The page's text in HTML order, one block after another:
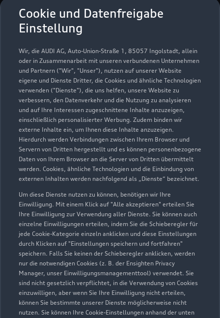
Cookie und Datenfreigabe
Einstellung
Wir, die AUDI AG, Auto-Union-Straße 1, 85057 Ingolstadt, allein
oder in Zusammenarbeit mit unseren verbundenen Unternehmen
und Partnern ("Wir", "Unser"), nutzen auf unserer Website
eigene und Dienste Dritter, die Cookies und ähnliche Technologien
verwenden ("Dienste"), die uns helfen, unsere Website zu
verbessern, den Datenverkehr und die Nutzung zu analysieren
und auf Ihre Interessen zugeschnittene Inhalte anzuzeigen,
einschließlich personalisierter Werbung. Zudem binden wir
externe Inhalte ein, um Ihnen diese Inhalte anzuzeigen.
Hierdurch werden Verbindungen zwischen Ihrem Browser und
Servern von Dritten hergestellt und es können personenbezogene
Daten von Ihrem Browser an die Server von Dritten übermittelt
werden. Cookies, ähnliche Technologien und die Einbindung von
externen Inhalten werden nachfolgend als „Dienste“ bezeichnet.
Um diese Dienste nutzen zu können, benötigen wir Ihre
Einwilligung. Mit einem Klick auf "Alle akzeptieren" erteilen Sie
Ihre Einwilligung zur Verwendung aller Dienste. Sie können auch
einzelne Einwilligungen erteilen, indem Sie die Schieberegler für
jede Cookie-Kategorie einzeln anklicken und diese Einstellungen
durch Klicken auf "Einstellungen speichern und fortfahren"
speichern. Falls Sie keinen der Schieberegler anklicken, werden
nur die notwendigen Cookies (z. B. der Ensighten Privacy
Manager, unser Einwilligungsmanagementtool) verwendet. Sie
sind nicht gesetzlich verpflichtet, in die Verwendung von Cookies
einzuwilligen, aber wenn Sie Ihre Einwilligung nicht erteilen,
können Sie bestimmte unserer Dienste möglicherweise nicht
nutzen. Sie können Ihre Cookie-Einstellungen anhand der unten
Bahnhofstraße 37
86650 Wemding
09092 965770
info@autohaus-leinfelder.de
Kontaktdaten herunterladen
Öffnungszeiten